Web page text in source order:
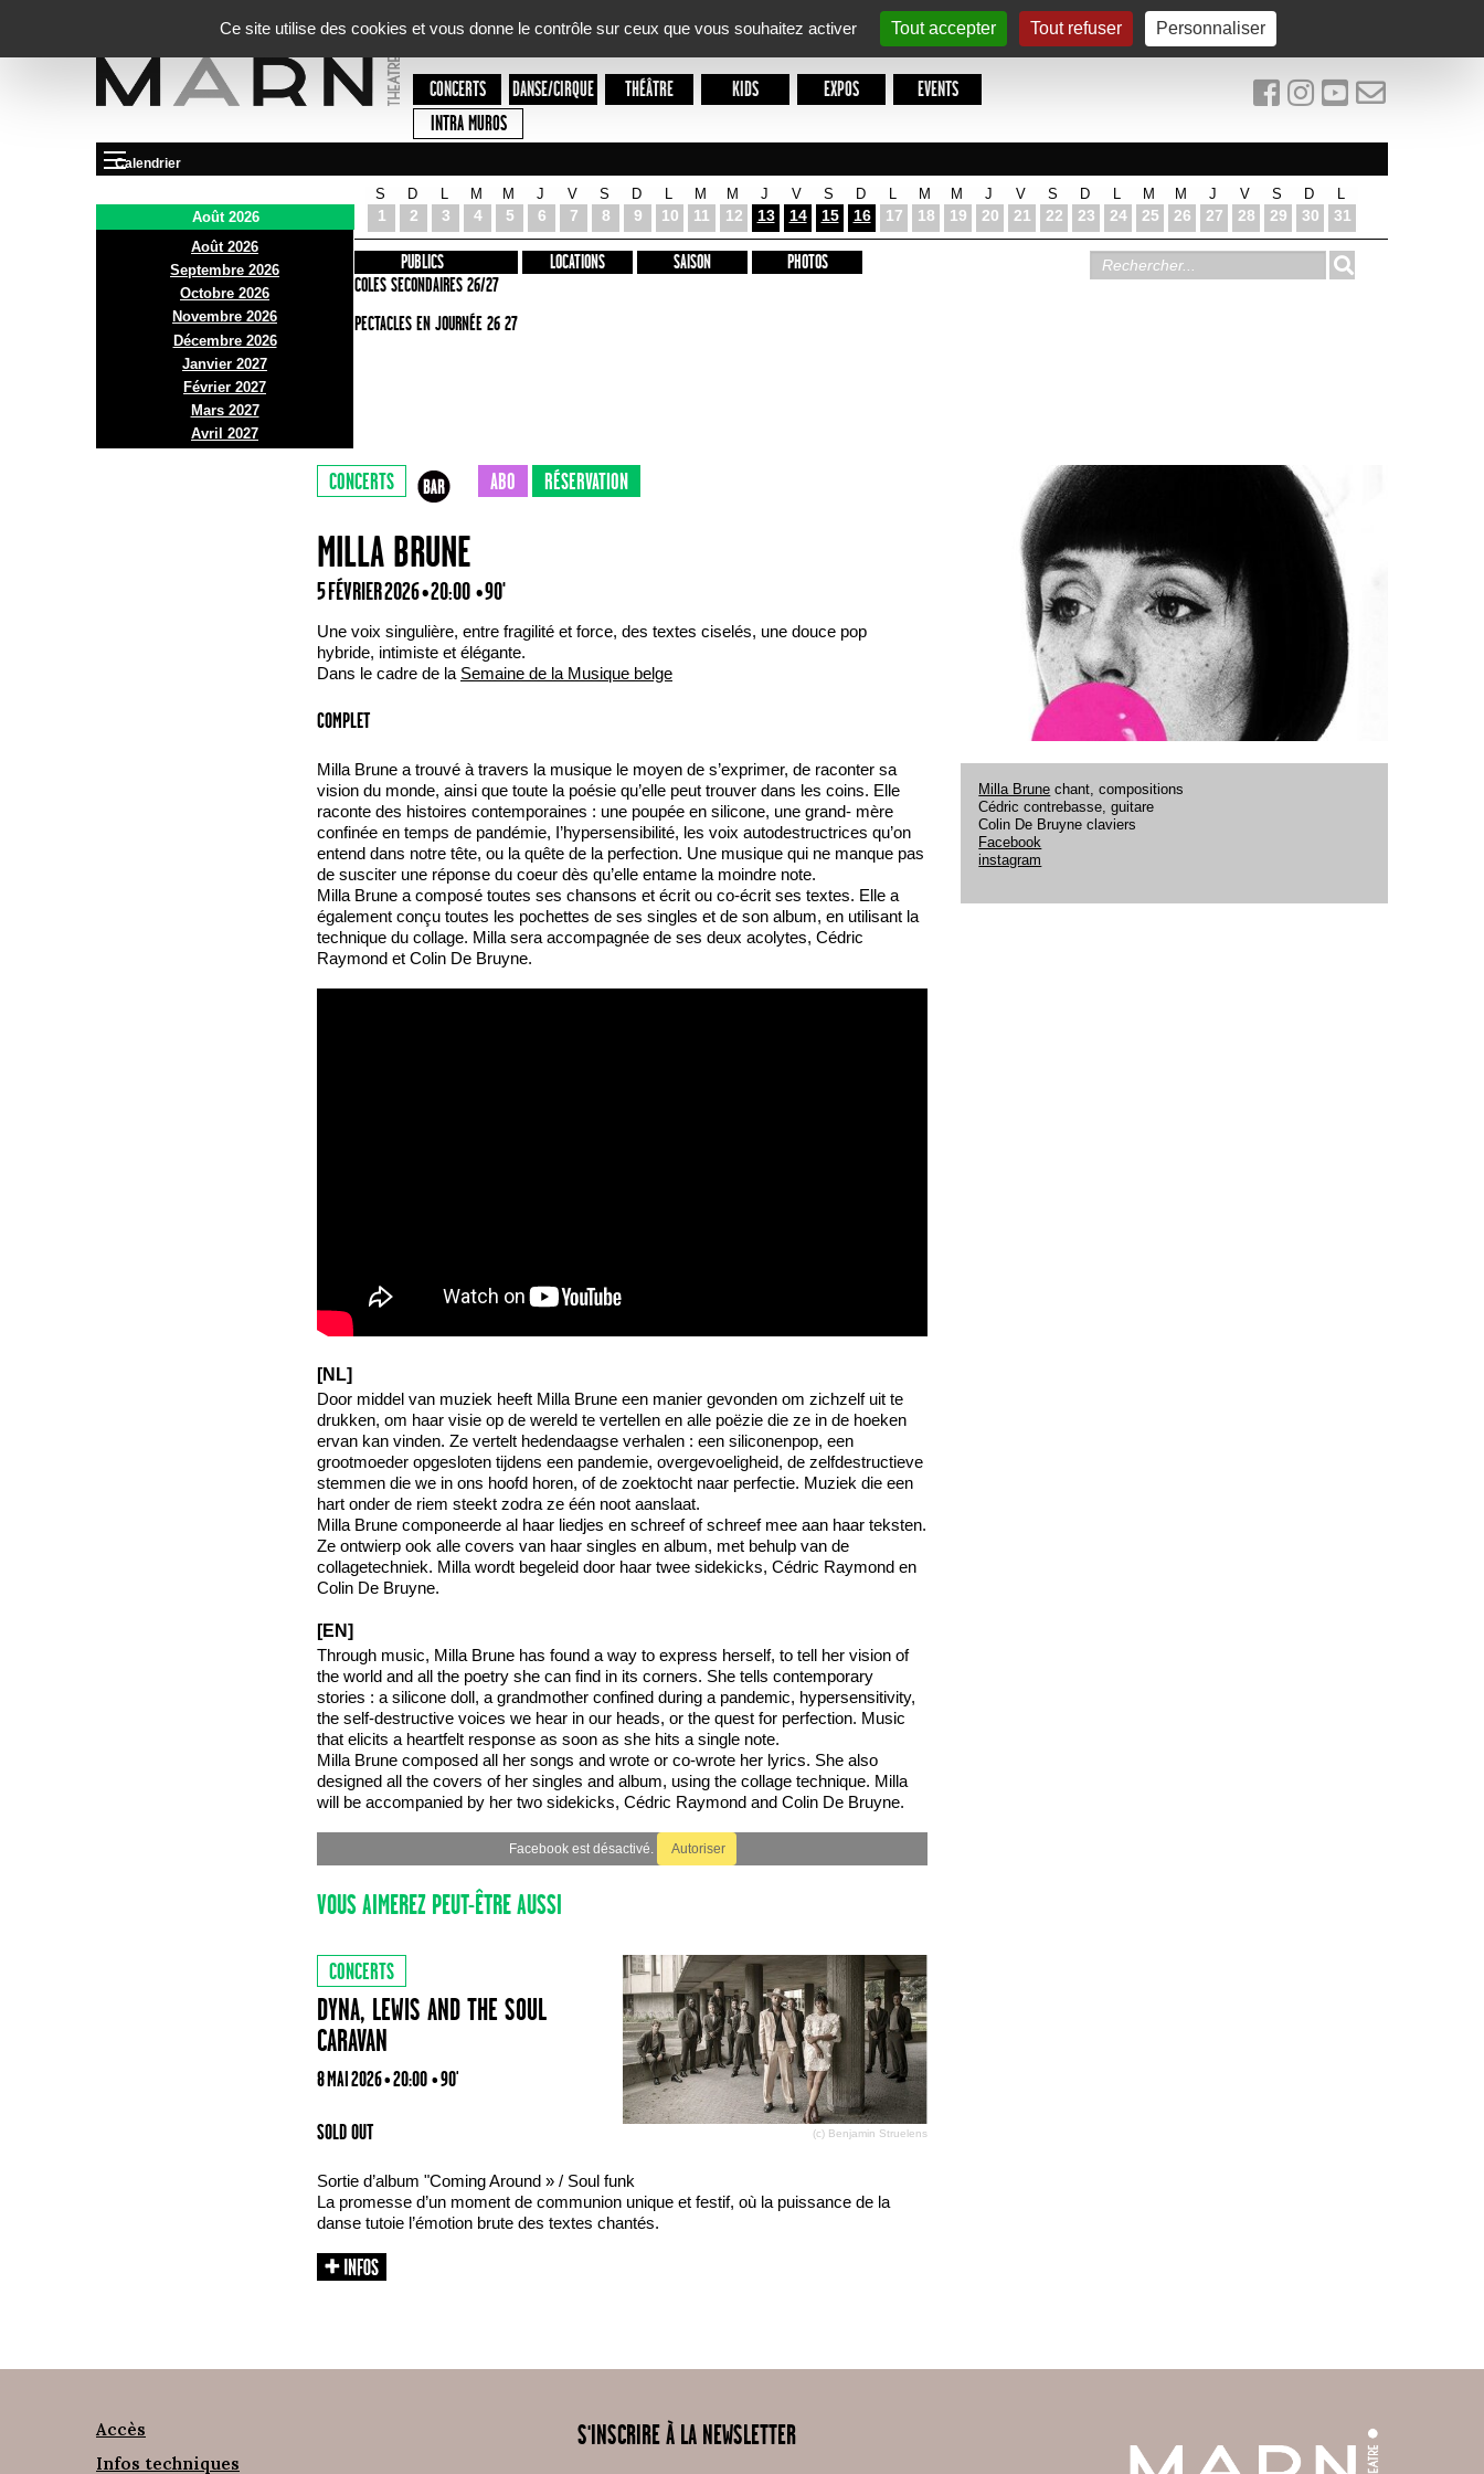
Ce site utilise des cookies et vous donne le contrôle sur ceux que vous souhaitez activer
Tout accepter Tout refuser Personnaliser
CONCERTS DANSE/CIRQUE THÉÂTRE KIDS EXPOS
EVENTS
INTRA MUROS
Calendrier
Août 2026
Août 2026
Septembre 2026
Octobre 2026
Novembre 2026
Décembre 2026
Janvier 2027
Février 2027
Mars 2027
Avril 2027
S
1
D
2 3
M
4
M
5
J
6
V
7
S
8
D
9 10
M
11
M
12
J
13
V
14
S
15
D
16 17
M
18
M
19
J
20
V
21
S
22
D
23 24
M
25
M
26
J
27
V
28
S
29
D
30 31
PRÉSENTATION
INFOS PRATIQUES
ACCES
BAR ET BISTRO
BILLETTERIE
PUBLICS
ECOLES SECONDAIRES 26/27
SPECTACLES EN JOURNÉE 26 27
LOCATIONS SAISON PHOTOS
CONCERTS ABO RÉSERVATION
MILLA BRUNE
5 FÉVRIER 2026 • 20:00 • 90'
Une voix singulière, entre fragilité et force, des textes ciselés, une douce pop
hybride, intimiste et élégante.
Dans le cadre de la Semaine de la Musique belge
COMPLET
Milla Brune a trouvé à travers la musique le moyen de s’exprimer, de raconter sa
vision du monde, ainsi que toute la poésie qu’elle peut trouver dans les coins. Elle
raconte des histoires contemporaines : une poupée en silicone, une grand- mère
confinée en temps de pandémie, I’hypersensibilité, les voix autodestructrices qu’on
entend dans notre tête, ou la quête de la perfection. Une musique qui ne manque pas
de susciter une réponse du coeur dès qu’elle entame la moindre note.
Milla Brune a composé toutes ses chansons et écrit ou co-écrit ses textes. Elle a
également conçu toutes les pochettes de ses singles et de son album, en utilisant la
technique du collage. Milla sera accompagnée de ses deux acolytes, Cédric
Raymond et Colin De Bruyne.
[NL]
Door middel van muziek heeft Milla Brune een manier gevonden om zichzelf uit te
drukken, om haar visie op de wereld te vertellen en alle poëzie die ze in de hoeken
ervan kan vinden. Ze vertelt hedendaagse verhalen : een siliconenpop, een
grootmoeder opgesloten tijdens een pandemie, overgevoeligheid, de zelfdestructieve
stemmen die we in ons hoofd horen, of de zoektocht naar perfectie. Muziek die een
hart onder de riem steekt zodra ze één noot aanslaat.
Milla Brune componeerde al haar liedjes en schreef of schreef mee aan haar teksten.
Ze ontwierp ook alle covers van haar singles en album, met behulp van de
collagetechniek. Milla wordt begeleid door haar twee sidekicks, Cédric Raymond en
Colin De Bruyne.
[EN]
Through music, Milla Brune has found a way to express herself, to tell her vision of
the world and all the poetry she can find in its corners. She tells contemporary
stories : a silicone doll, a grandmother confined during a pandemic, hypersensitivity,
the self-destructive voices we hear in our heads, or the quest for perfection. Music
that elicits a heartfelt response as soon as she hits a single note.
Milla Brune composed all her songs and wrote or co-wrote her lyrics. She also
designed all the covers of her singles and album, using the collage technique. Milla
will be accompanied by her two sidekicks, Cédric Raymond and Colin De Bruyne.
Facebook est désactivé. Autoriser
VOUS AIMEREZ PEUT-ÊTRE AUSSI
(c) Benjamin Struelens
CONCERTS
DYNA, LEWIS AND THE SOUL
CARAVAN
8 MAI 2026 • 20:00 • 90'
SOLD OUT
Sortie d’album "Coming Around » / Soul funk
La promesse d’un moment de communion unique et festif, où la puissance de la
danse tutoie l’émotion brute des textes chantés.
Milla Brune chant, compositions
Cédric contrebasse, guitare
Colin De Bruyne claviers
Facebook
instagram
Accès
Infos techniques
S'INSCRIRE À LA NEWSLETTER